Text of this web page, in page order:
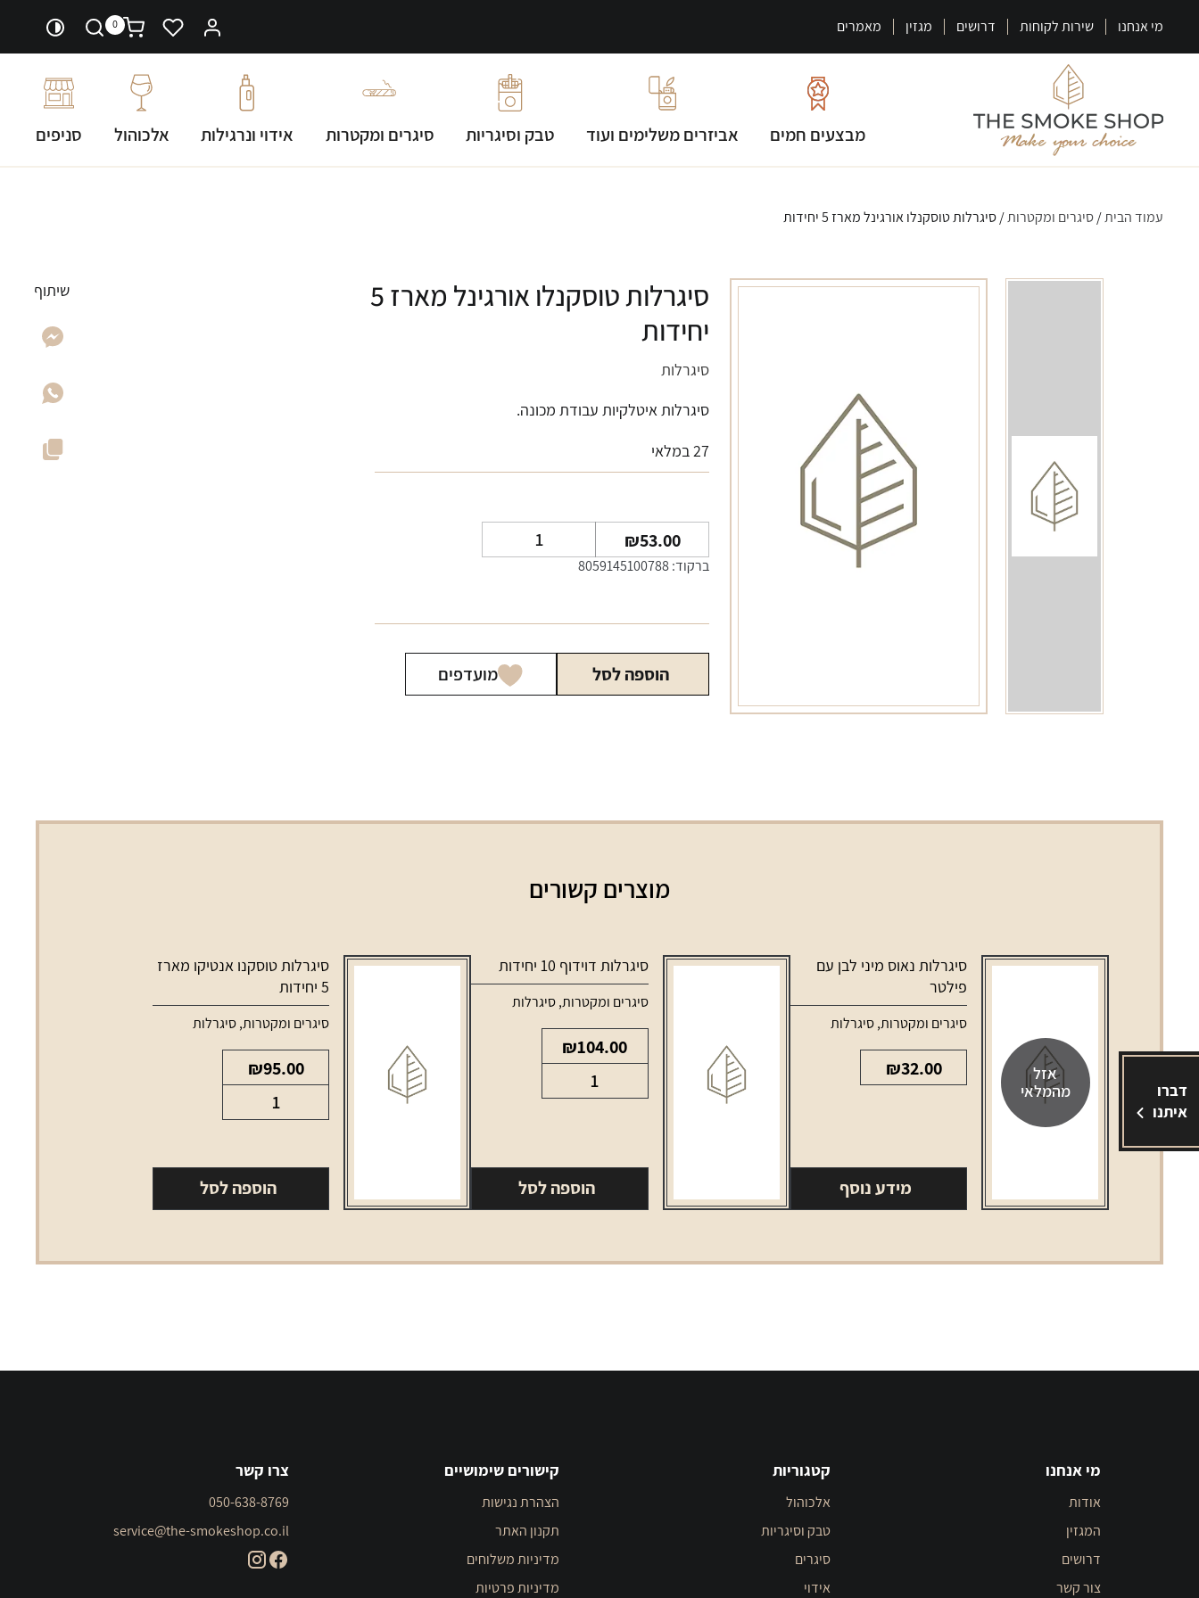
מי אנחנו שירות לקוחות דרושים מגזין מאמרים 0
מבצעים חמים אביזרים משלימים ועוד טבק וסיגריות סיגרים ומקטרות אידוי ונרגילות אלכוהול סניפים
דברו
איתנו
עמוד הבית/סיגרים ומקטרות/ סיגרלות טוסקנלו אורגינל מארז 5 יחידות
סיגרלות טוסקנלו אורגינל מארז 5
יחידות
סיגרלות
סיגרלות איטלקיות עבודת מכונה.
27 במלאי
₪53.00
של
מארז
5
ברקוד: 8059145100788
הוספה לסל מועדפים
שיתוף
מוצרים קשורים
אזל
מהמלאי
סיגרלות נאוס מיני לבן עם
פילטר
סיגרים ומקטרות,סיגרלות
₪32.00
מידע נוסף
סיגרלות דוידוף 10 יחידות
סיגרים ומקטרות,סיגרלות
₪104.00
של
10
הוספה לסל
סיגרלות טוסקנו אנטיקו מארז
5 יחידות
סיגרים ומקטרות,סיגרלות
₪95.00
של
טוסקנו
יחידות
הוספה לסל
מי אנחנו
אודות
המגזין
דרושים
צור קשר
קטגוריות
אלכוהול
טבק וסיגריות
סיגרים
אידוי
קישורים שימושיים
הצהרת נגישות
תקנון האתר
מדיניות משלוחים
מדיניות פרטיות
צרו קשר
050-638-8769
service@the-smokeshop.co.il